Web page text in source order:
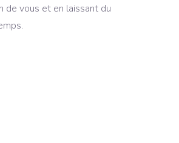
de vous et en laissant du